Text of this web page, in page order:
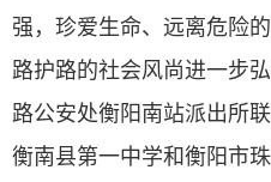
强，珍爱生命、远离危险
路护路的社会风尚进一步
路公安处衡阳南站派出所
衡南县第一中学和衡阳市